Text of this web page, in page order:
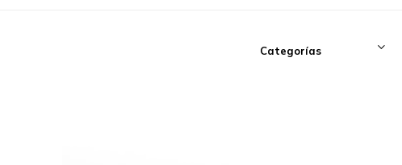
Categorías